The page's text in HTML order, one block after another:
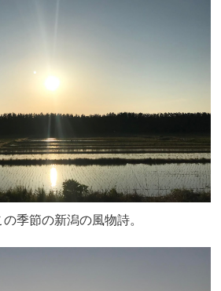
季節の新潟の風物詩。